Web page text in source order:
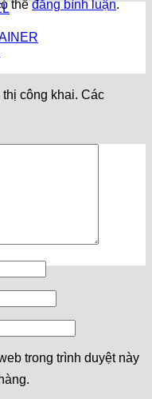
thểđăng bình luận.
công khai. Các
trong trình duyệt này